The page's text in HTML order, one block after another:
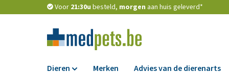
Voor 21:30u besteld, morgen aan huis geleverd*
Dieren Merken Advies van de dierenarts